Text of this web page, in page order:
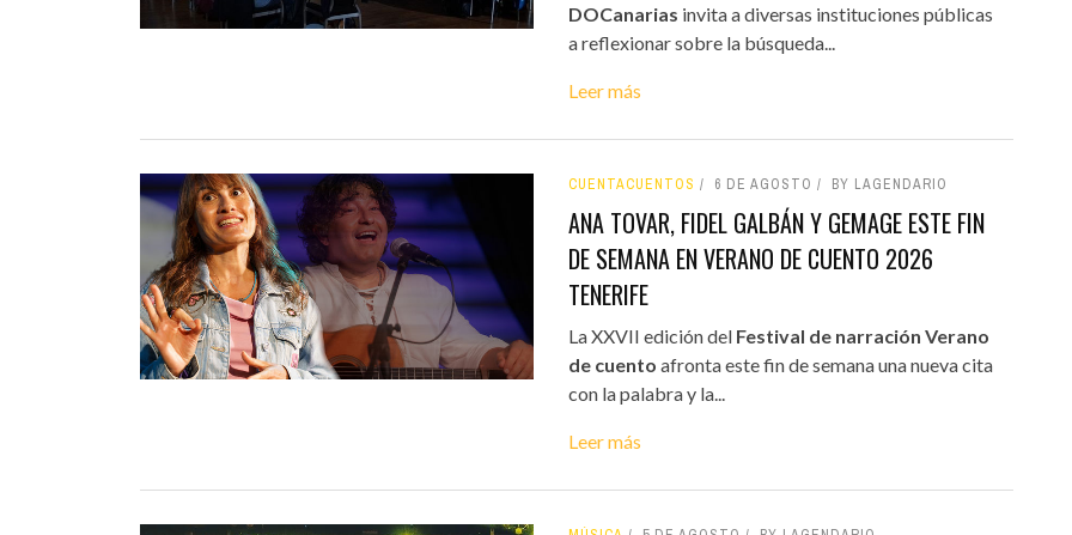
DOCanarias invita a diversas instituciones públicas
a reflexionar sobre la búsqueda...
Leer más
CUENTACUENTOS 6 DE AGOSTO BY LAGENDARIO
ANA TOVAR, FIDEL GALBÁN Y GEMAGE ESTE FIN
DE SEMANA EN VERANO DE CUENTO 2026
TENERIFE
La XXVII edición del Festival de narración Verano
de cuento afronta este fin de semana una nueva cita
con la palabra y la...
Leer más